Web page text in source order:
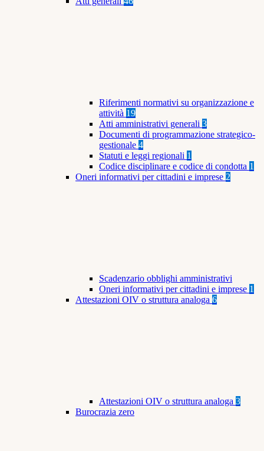
Riferimenti normativi su organizzazione e
attività 19
Atti amministrativi generali 3
Documenti di programmazione strategico-
gestionale 4
Statuti e leggi regionali 1
Codice disciplinare e codice di condotta 1
Oneri informativi per cittadini e imprese 2
Scadenzario obblighi amministrativi
Oneri informativi per cittadini e imprese 1
Attestazioni OIV o struttura analoga 6
Attestazioni OIV o struttura analoga 3
Burocrazia zero